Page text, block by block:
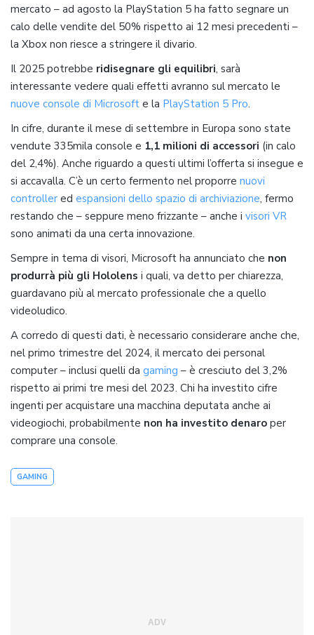
mercato – ad agosto la PlayStation 5 ha fatto segnare un
calo delle vendite del 50% rispetto ai 12 mesi precedenti –
la Xbox non riesce a stringere il divario.
Il 2025 potrebbe ridisegnare gli equilibri, sarà
interessante vedere quali effetti avranno sul mercato le
nuove console di Microsoft e la PlayStation 5 Pro.
In cifre, durante il mese di settembre in Europa sono state
vendute 335mila console e 1,1 milioni di accessori (in calo
del 2,4%). Anche riguardo a questi ultimi l’offerta si insegue e
si accavalla. C’è un certo fermento nel proporre nuovi
controller ed espansioni dello spazio di archiviazione, fermo
restando che – seppure meno frizzante – anche i visori VR
sono animati da una certa innovazione.
Sempre in tema di visori, Microsoft ha annunciato che non
produrrà più gli Hololens i quali, va detto per chiarezza,
guardavano più al mercato professionale che a quello
videoludico.
A corredo di questi dati, è necessario considerare anche che,
nel primo trimestre del 2024, il mercato dei personal
computer – inclusi quelli da gaming – è cresciuto del 3,2%
rispetto ai primi tre mesi del 2023. Chi ha investito cifre
ingenti per acquistare una macchina deputata anche ai
videogiochi, probabilmente non ha investito denaro per
comprare una console.
GAMING